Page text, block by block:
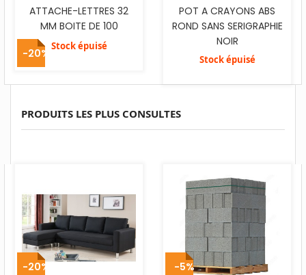
ATTACHE-LETTRES 32
MM BOITE DE 100
Stock épuisé
POT A CRAYONS ABS
ROND SANS SERIGRAPHIE
NOIR
Stock épuisé
PRODUITS LES PLUS CONSULTES
-20%
-20% -5%